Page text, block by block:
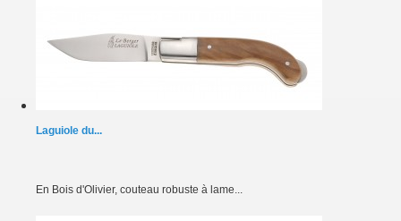
Laguiole du...
En Bois d'Olivier, couteau robuste à lame...